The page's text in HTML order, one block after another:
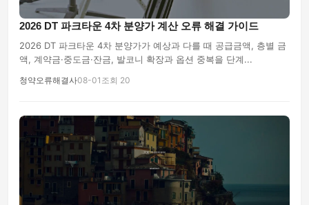
2026 DT 파크타운 4차 분양가 계산 오류 해결 가이드
2026 DT 파크타운 4차 분양가가 예상과 다를 때 공급금액, 층별 금
액, 계약금·중도금·잔금, 발코니 확장과 옵션 중복을 단계...
청약오류해결사08-01 조회 20